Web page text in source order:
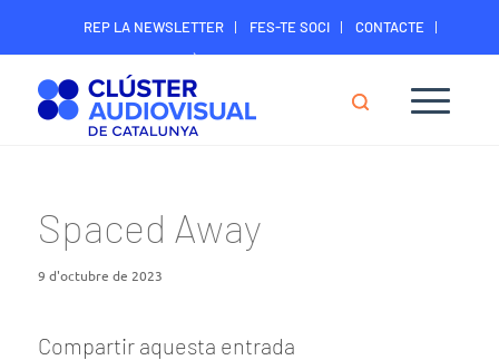
REP LA NEWSLETTER FES-TE SOCI
CONTACTE
ÀREA DIGITAL SOCIS
Spaced Away
9 d'octubre de 2023
Compartir aquesta entrada